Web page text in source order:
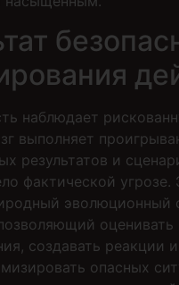
наблюдает
выполняет
результатов и
фактической
эволюционный
оценивать
создавать реакции
опасных